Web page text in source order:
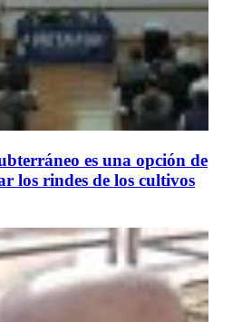
es una opción de
los rindes de los cultivos